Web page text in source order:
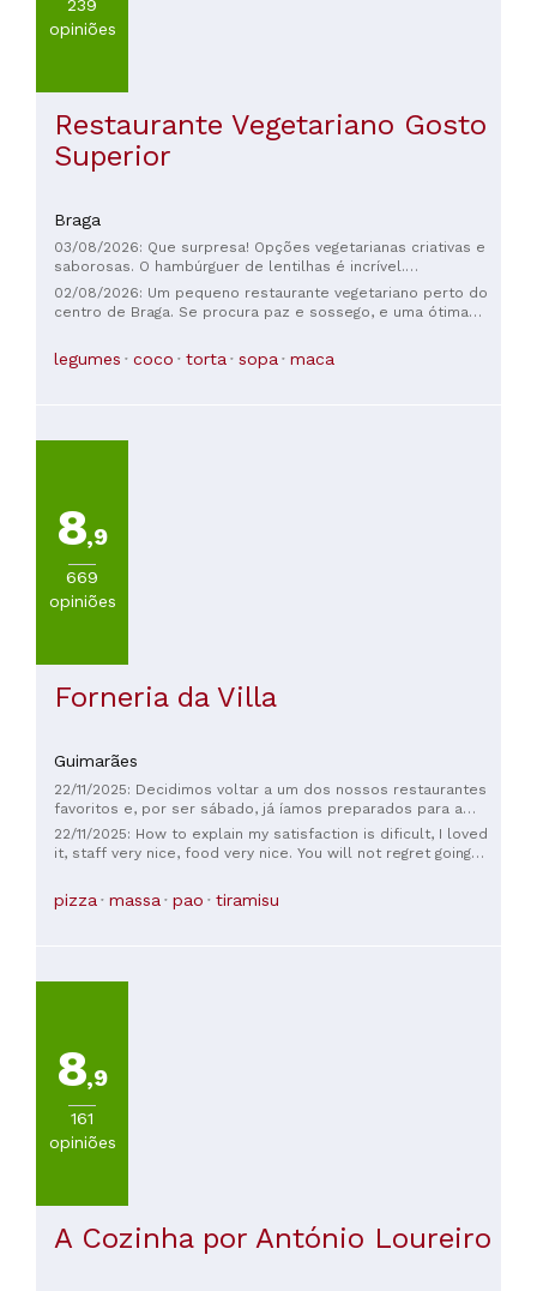
239
opiniões
Restaurante Vegetariano Gosto
Superior
Braga
03/08/2026: Que surpresa! Opções vegetarianas criativas e
saborosas. O hambúrguer de lentilhas é incrível.
Atendimento 5 estrelas.
02/08/2026: Um pequeno restaurante vegetariano perto do
centro de Braga. Se procura paz e sossego, e uma ótima
consigo encontrar nenhum defeito; a comida é sempre
diferente, com sabores excepcionais e opções para todos
gentileza! :) Diria que tudo foi excelente :)
legumes coco torta sopa maca
8,9
669
opiniões
Forneria da Villa
Guimarães
22/11/2025: Decidimos voltar a um dos nossos restaurantes
favoritos e, por ser sábado, já íamos preparados para a
espera. Chegámos por volta das 19h50 e o restaurante
estava completamente cheio. Fomos colocados na lista de
espera e, para nossa surpresa, em apenas 25 minutos
impecável, como sempre, e a comida simplesmente
22/11/2025: How to explain my satisfaction is dificult, I loved
it, staff very nice, food very nice. You will not regret going
escolhas estavam todos óptimas. Recomendo sem dúvida.
Obrigado pelo vosso atendimento e qualidade.
pizza massa pao tiramisu
8,9
161
opiniões
A Cozinha por António Loureiro